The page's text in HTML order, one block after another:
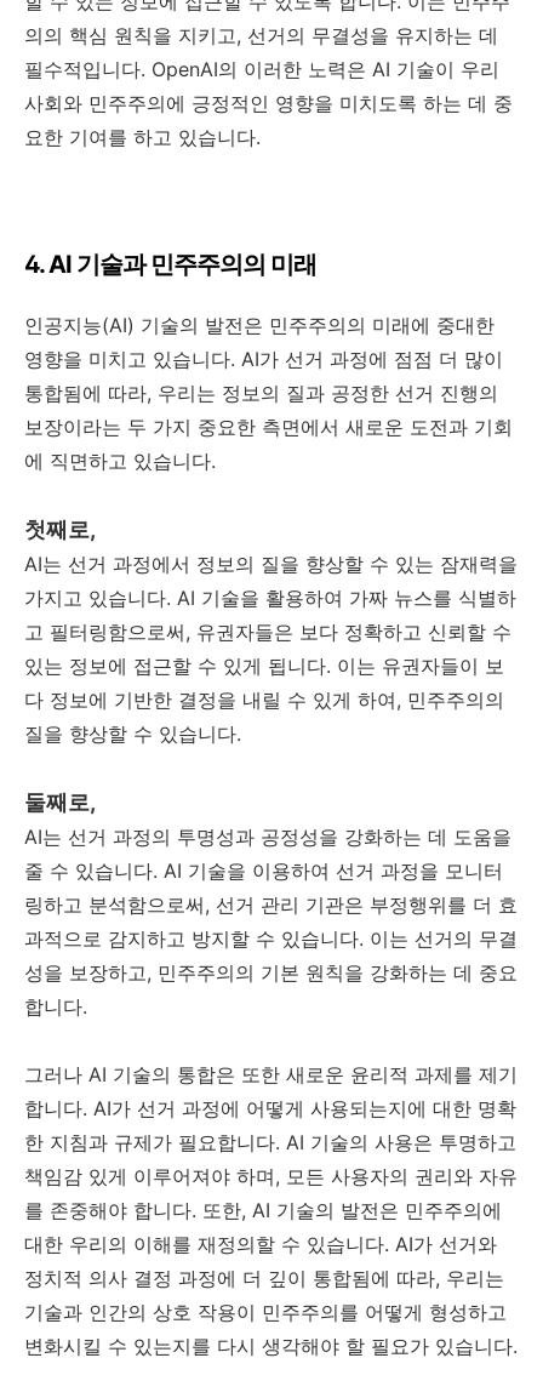
의의 핵심 원칙을 지키고, 선거의 무결성을 유지하는 데
필수적입니다. OpenAI의 이러한 노력은 AI 기술이 우리
사회와 민주주의에 긍정적인 영향을 미치도록 하는 데 중
요한 기여를 하고 있습니다.
4. AI 기술과 민주주의의 미래
인공지능(AI) 기술의 발전은 민주주의의 미래에 중대한
영향을 미치고 있습니다. AI가 선거 과정에 점점 더 많이
통합됨에 따라, 우리는 정보의 질과 공정한 선거 진행의
보장이라는 두 가지 중요한 측면에서 새로운 도전과 기회
에 직면하고 있습니다.
첫째로,
AI는 선거 과정에서 정보의 질을 향상할 수 있는 잠재력을
가지고 있습니다. AI 기술을 활용하여 가짜 뉴스를 식별하
고 필터링함으로써, 유권자들은 보다 정확하고 신뢰할 수
있는 정보에 접근할 수 있게 됩니다. 이는 유권자들이 보
다 정보에 기반한 결정을 내릴 수 있게 하여, 민주주의의
질을 향상할 수 있습니다.
둘째로,
AI는 선거 과정의 투명성과 공정성을 강화하는 데 도움을
줄 수 있습니다. AI 기술을 이용하여 선거 과정을 모니터
링하고 분석함으로써, 선거 관리 기관은 부정행위를 더 효
과적으로 감지하고 방지할 수 있습니다. 이는 선거의 무결
성을 보장하고, 민주주의의 기본 원칙을 강화하는 데 중요
합니다.
그러나 AI 기술의 통합은 또한 새로운 윤리적 과제를 제기
합니다. AI가 선거 과정에 어떻게 사용되는지에 대한 명확
한 지침과 규제가 필요합니다. AI 기술의 사용은 투명하고
책임감 있게 이루어져야 하며, 모든 사용자의 권리와 자유
를 존중해야 합니다. 또한, AI 기술의 발전은 민주주의에
대한 우리의 이해를 재정의할 수 있습니다. AI가 선거와
정치적 의사 결정 과정에 더 깊이 통합됨에 따라, 우리는
기술과 인간의 상호 작용이 민주주의를 어떻게 형성하고
변화시킬 수 있는지를 다시 생각해야 할 필요가 있습니다.